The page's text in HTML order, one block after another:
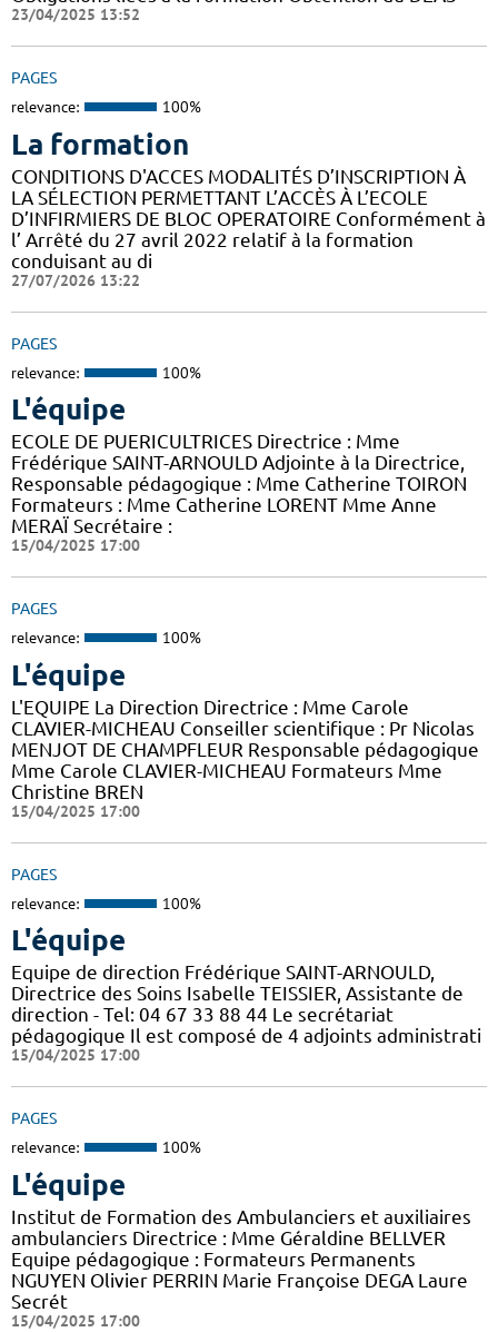
23/04/2025 13:52
PAGES
relevance: 100%
La formation
CONDITIONS D'ACCES MODALITÉS D’INSCRIPTION À
LA SÉLECTION PERMETTANT L’ACCÈS À L’ECOLE
D’INFIRMIERS DE BLOC OPERATOIRE Conformément à
l’ Arrêté du 27 avril 2022 relatif à la formation
conduisant au di
27/07/2026 13:22
PAGES
relevance: 100%
L'équipe
ECOLE DE PUERICULTRICES Directrice : Mme
Frédérique SAINT-ARNOULD Adjointe à la Directrice,
Responsable pédagogique : Mme Catherine TOIRON
Formateurs : Mme Catherine LORENT Mme Anne
MERAÏ Secrétaire :
15/04/2025 17:00
PAGES
relevance: 100%
L'équipe
L'EQUIPE La Direction Directrice : Mme Carole
CLAVIER-MICHEAU Conseiller scientifique : Pr Nicolas
MENJOT DE CHAMPFLEUR Responsable pédagogique
Mme Carole CLAVIER-MICHEAU Formateurs Mme
Christine BREN
15/04/2025 17:00
PAGES
relevance: 100%
L'équipe
Equipe de direction Frédérique SAINT-ARNOULD,
Directrice des Soins Isabelle TEISSIER, Assistante de
direction - Tel: 04 67 33 88 44 Le secrétariat
pédagogique Il est composé de 4 adjoints administrati
15/04/2025 17:00
PAGES
relevance: 100%
L'équipe
Institut de Formation des Ambulanciers et auxiliaires
ambulanciers Directrice : Mme Géraldine BELLVER
Equipe pédagogique : Formateurs Permanents
NGUYEN Olivier PERRIN Marie Françoise DEGA Laure
Secrét
15/04/2025 17:00